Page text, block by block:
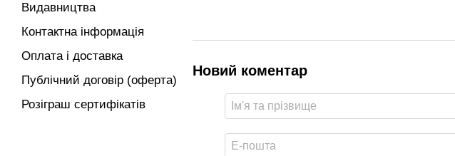
Новий коментар
Видавництва
Контактна інформація
Оплата і доставка
Публічний договір (оферта)
Розіграш сертифікатів